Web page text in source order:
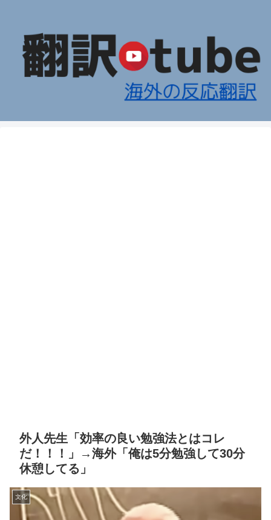
外人先生「効率の良い勉強法とはコレ
だ！！！」→海外「俺は5分勉強して30分
休憩してる」
文化